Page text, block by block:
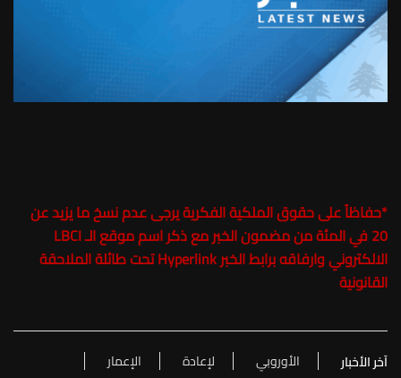
*حفاظاً على حقوق الملكية الفكرية يرجى عدم نسخ ما يزيد عن
20 في المئة من مضمون الخبر مع ذكر اسم موقع الـ LBCI
الالكتروني وارفاقه برابط الخبر Hyperlink تحت طائلة الملاحقة
القانونية
آخر الأخبار الأوروبي لإعادة
الإعمار